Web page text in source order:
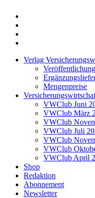
Verlag
Mengenpreise
VWClub Juni
VWClub März
VWClub
VWClub Juli
VWClub
VWClub
VWClub April
Shop
Redaktion
Abonnement
Newsletter